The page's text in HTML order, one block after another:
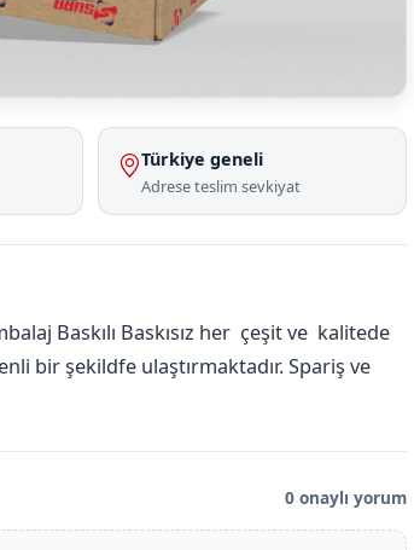
Türkiye geneli
Adrese teslim sevkiyat
Baskılı Baskısız her çeşit ve kalitede
bir şekildfe ulaştırmaktadır. Spariş ve
0 onaylı yorum